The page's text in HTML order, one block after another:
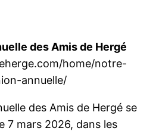
des Amis de Hergé
home/notre-
annuelle/
des Amis de Hergé se
7 mars 2026, dans les